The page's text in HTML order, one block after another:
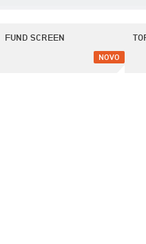
FUND SCREEN
NOVO